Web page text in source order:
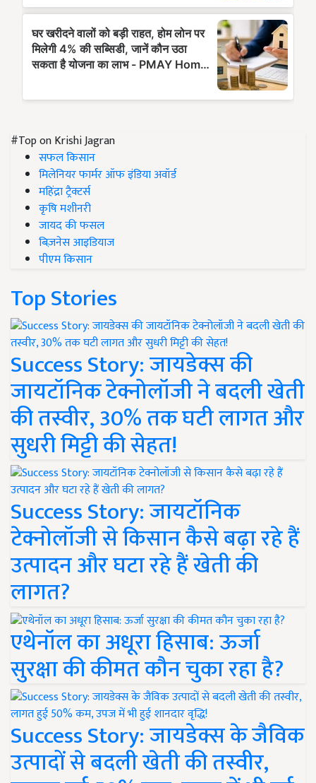
#Top on Krishi Jagran
सफल किसान
मिलेनियर फार्मर ऑफ इंडिया अवॉर्ड
महिंद्रा ट्रैक्टर्स
कृषि मशीनरी
जायद की फसल
बिज़नेस आइडियाज
पीएम किसान
Top Stories
Success Story: जायडेक्स की
जायटॉनिक टेक्नोलॉजी ने बदली खेती
की तस्वीर, 30% तक घटी लागत और
सुधरी मिट्टी की सेहत!
Success Story: जायटॉनिक
टेक्नोलॉजी से किसान कैसे बढ़ा रहे हैं
उत्पादन और घटा रहे हैं खेती की
लागत?
एथेनॉल का अधूरा हिसाब: ऊर्जा
सुरक्षा की कीमत कौन चुका रहा है?
Success Story: जायडेक्स के जैविक
उत्पादों से बदली खेती की तस्वीर,